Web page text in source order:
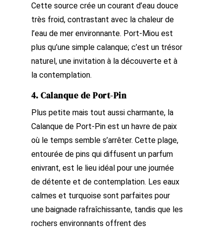
Cette source crée un courant d’eau douce
très froid, contrastant avec la chaleur de
l’eau de mer environnante. Port-Miou est
plus qu’une simple calanque; c’est un trésor
naturel, une invitation à la découverte et à
la contemplation.
4. Calanque de Port-Pin
Plus petite mais tout aussi charmante, la
Calanque de Port-Pin est un havre de paix
où le temps semble s’arrêter. Cette plage,
entourée de pins qui diffusent un parfum
enivrant, est le lieu idéal pour une journée
de détente et de contemplation. Les eaux
calmes et turquoise sont parfaites pour
une baignade rafraîchissante, tandis que les
rochers environnants offrent des